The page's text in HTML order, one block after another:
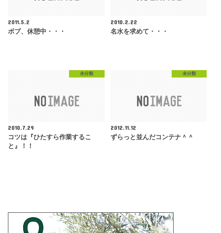
2011.5.2
ボブ、休憩中・・・
2010.2.22
名水を求めて・・・
未分類
2010.7.29
コツは『ひたすら作業するこ
と』！！
未分類
2012.11.12
ずらっと並んだコンテナ＾＾